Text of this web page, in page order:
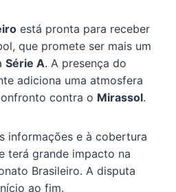
está pronta para receber
que promete ser mais um
Série A. A presença do
adiciona uma atmosfera
contra o Mirassol.
informações e à cobertura
terá grande impacto na
Brasileiro. A disputa
ao fim.